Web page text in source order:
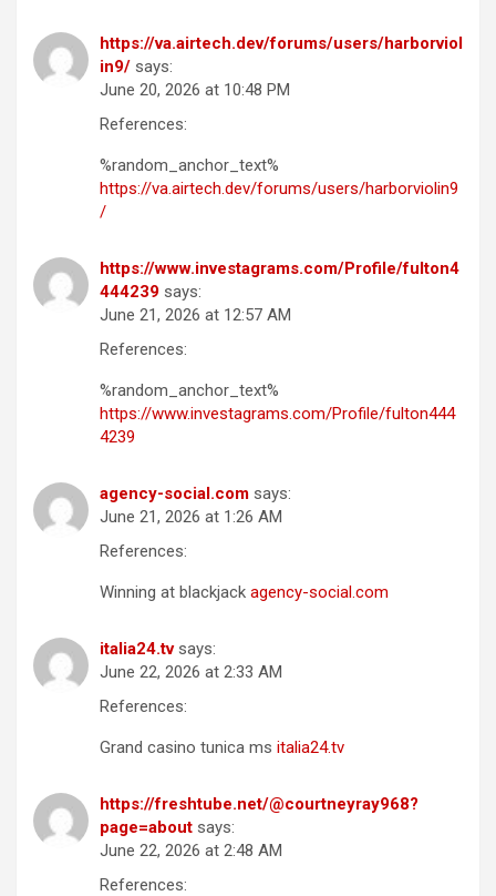
https://va.airtech.dev/forums/users/harborviol
in9/ says:
June 20, 2026 at 10:48 PM
References:
%random_anchor_text%
https://va.airtech.dev/forums/users/harborviolin9
/
https://www.investagrams.com/Profile/fulton4
444239 says:
June 21, 2026 at 12:57 AM
References:
%random_anchor_text%
https://www.investagrams.com/Profile/fulton444
4239
agency-social.com says:
June 21, 2026 at 1:26 AM
References:
Winning at blackjack agency-social.com
italia24.tv says:
June 22, 2026 at 2:33 AM
References:
Grand casino tunica ms italia24.tv
https://freshtube.net/@courtneyray968?
page=about says:
June 22, 2026 at 2:48 AM
References: